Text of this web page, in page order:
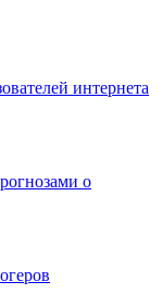
интернета
о